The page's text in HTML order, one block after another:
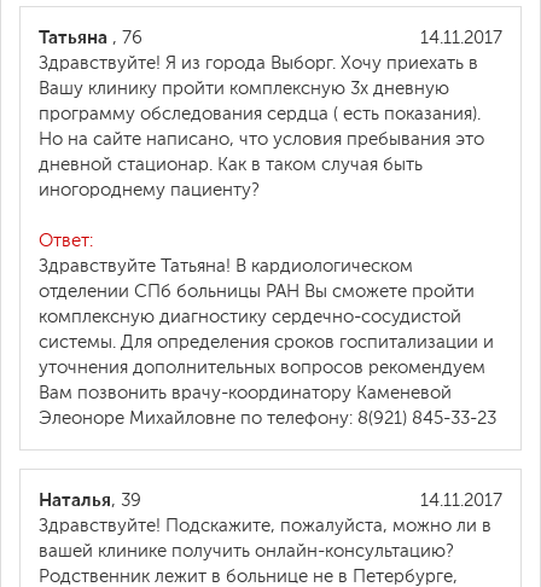
14.11.2017
Татьяна , 76
Здравствуйте! Я из города Выборг. Хочу приехать в
Вашу клинику пройти комплексную 3х дневную
программу обследования сердца ( есть показания).
Но на сайте написано, что условия пребывания это
дневной стационар. Как в таком случая быть
иногороднему пациенту?
Ответ:
Здравствуйте Татьяна! В кардиологическом
отделении СПб больницы РАН Вы сможете пройти
комплексную диагностику сердечно-сосудистой
системы. Для определения сроков госпитализации и
уточнения дополнительных вопросов рекомендуем
Вам позвонить врачу-координатору Каменевой
Элеоноре Михайловне по телефону: 8(921) 845-33-23
14.11.2017
Наталья, 39
Здравствуйте! Подскажите, пожалуйста, можно ли в
вашей клинике получить онлайн-консультацию?
Родственник лежит в больнице не в Петербурге,